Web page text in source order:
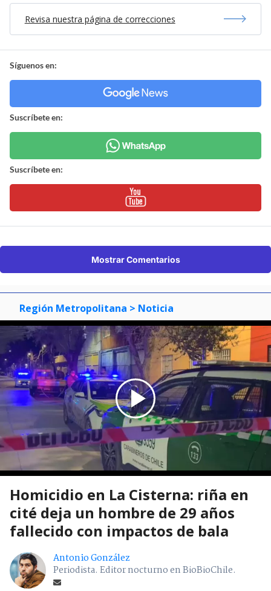
Revisa nuestra página de correcciones
Síguenos en:
Suscríbete en:
Suscríbete en:
Mostrar Comentarios
Región Metropolitana > Noticia
Homicidio en La Cisterna: riña en
cité deja un hombre de 29 años
fallecido con impactos de bala
Antonio González
Periodista. Editor nocturno en BioBioChile.